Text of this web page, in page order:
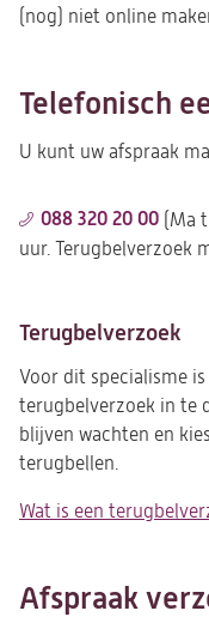
(nog) niet online
Telefonisch
U kunt uw afspraak
088 320 20 00 (Ma
uur. Terugbelverzoek
Terugbelverzoek
Voor dit specialisme
terugbelverzoek in te
blijven wachten en
terugbellen.
Wat is een
Afspraak